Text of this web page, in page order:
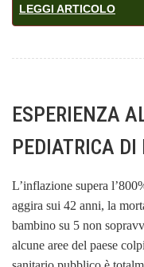
LEGGI ARTICOLO
ESPERIENZA
PEDIATRICA DI
L’inflazione supera
aggira sui 42 anni, la
bambino su 5 non
alcune aree del paese